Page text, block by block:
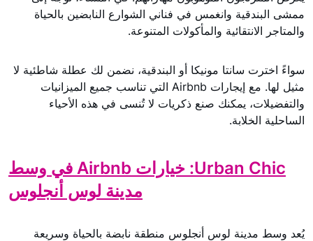
ممشى البندقية وانغمس في فناني الشوارع النابضين بالحياة
والمتاجر الانتقائية والمأكولات المتنوعة.
سواءً اخترت سانتا مونيكا أو البندقية، نضمن لك عطلة شاطئية لا
مثيل لها. مع إيجارات Airbnb التي تناسب جميع الميزانيات
والتفضيلات، يمكنك صنع ذكريات لا تُنسى في هذه الأحياء
الساحلية الخلابة.
Urban Chic: خيارات Airbnb في وسط
مدينة لوس أنجلوس
يُعد وسط مدينة لوس أنجلوس منطقة نابضة بالحياة وسريعة